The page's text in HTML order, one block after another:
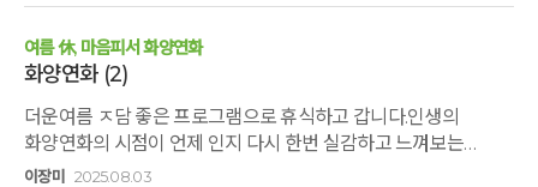
되었다고맙고 감사합니다
여름 休, 마음피서 화양연화
화양연화 (2)
더운여름 ㅈ담 좋은 프로그램으로 휴식하고 갑니다.인생의
화양연화의 시점이 언제 인지 다시 한번 실감하고 느껴보는
시간감사합니다.
이장미 2025.08.03